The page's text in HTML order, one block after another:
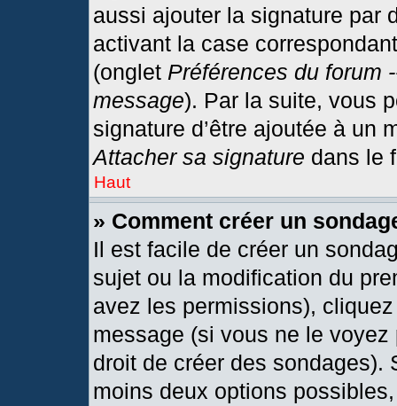
aussi ajouter la signature par
activant la case
(onglet Préférences du forum
message). Par la suite, vous
signature d’être ajoutée à un
Attacher sa signature dans le
Haut
» Comment créer un
Il est facile de créer un
sujet ou la modification du
avez les permissions),
message (si vous ne le
droit de créer des sondages).
moins deux options